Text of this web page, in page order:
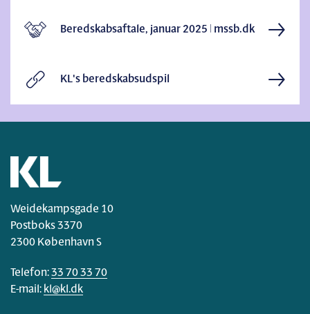
Beredskabsaftale, januar 2025 | mssb.dk
KL's beredskabsudspil
Weidekampsgade 10
Postboks 3370
2300 København S
Telefon:33 70 33 70
E-mail: kl@kl.dk